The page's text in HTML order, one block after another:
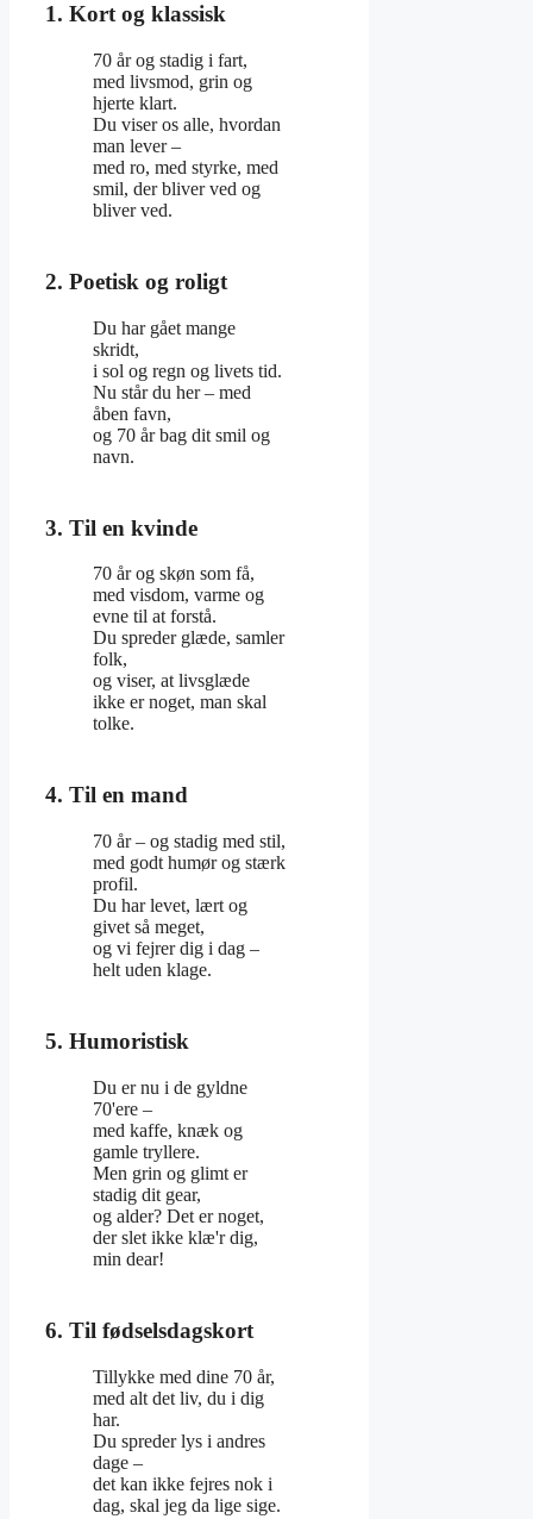
1. Kort og klassisk
70 år og stadig i fart,
med livsmod, grin og
hjerte klart.
Du viser os alle, hvordan
man lever –
med ro, med styrke, med
smil, der bliver ved og
bliver ved.
2. Poetisk og roligt
Du har gået mange
skridt,
i sol og regn og livets tid.
Nu står du her – med
åben favn,
og 70 år bag dit smil og
navn.
3. Til en kvinde
70 år og skøn som få,
med visdom, varme og
evne til at forstå.
Du spreder glæde, samler
folk,
og viser, at livsglæde
ikke er noget, man skal
tolke.
4. Til en mand
70 år – og stadig med stil,
med godt humør og stærk
profil.
Du har levet, lært og
givet så meget,
og vi fejrer dig i dag –
helt uden klage.
5. Humoristisk
Du er nu i de gyldne
70'ere –
med kaffe, knæk og
gamle tryllere.
Men grin og glimt er
stadig dit gear,
og alder? Det er noget,
der slet ikke klæ'r dig,
min dear!
6. Til fødselsdagskort
Tillykke med dine 70 år,
med alt det liv, du i dig
har.
Du spreder lys i andres
dage –
det kan ikke fejres nok i
dag, skal jeg da lige sige.